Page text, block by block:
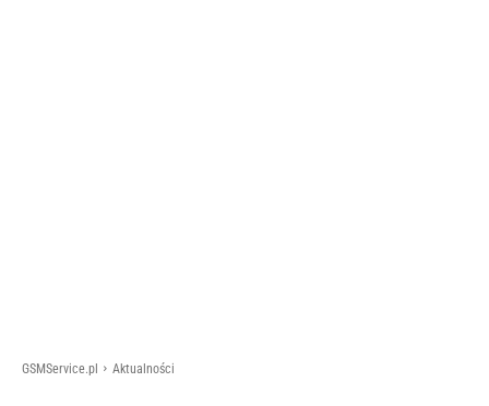
GSMService.pl Aktualności